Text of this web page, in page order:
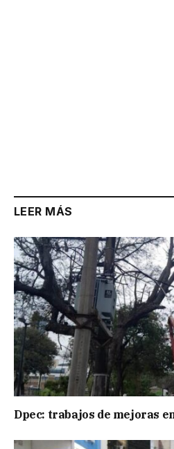
LEER MÁS
Dpec: trabajos de mejoras